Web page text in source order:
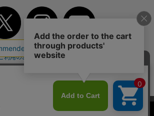
）を使用しています。Cookieの使用に同意いた
利用のお客様へ ご利用案内
護方針
ップ
WEBカタログ
SHIMOJIMA Co.,Ltd. All Rights Reserved.